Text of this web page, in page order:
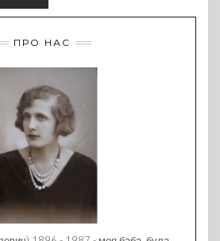
ПРО НАС